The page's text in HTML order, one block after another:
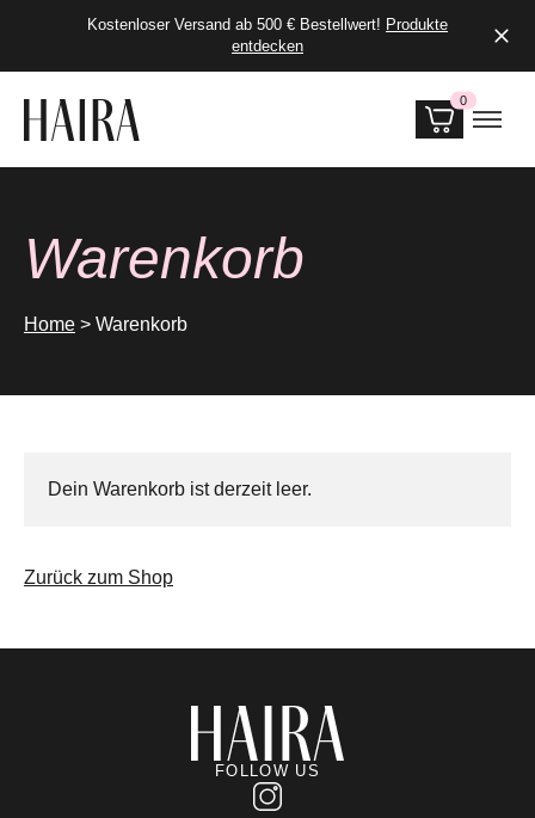
Kostenloser Versand ab 500 € Bestellwert! Produkte
entdecken
0 Produkte
Warenkorb
Home > Warenkorb
Dein Warenkorb ist derzeit leer.
Zurück zum Shop
FOLLOW US